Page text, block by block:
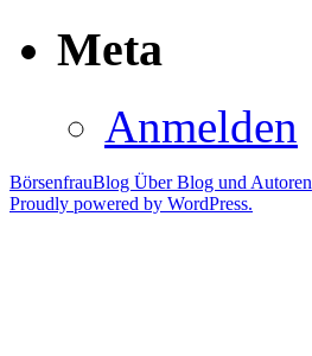
Meta
Anmelden
BörsenfrauBlog Über Blog und Autoren
Proudly powered by WordPress.